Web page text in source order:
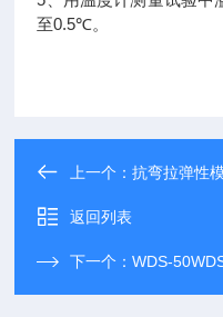
至0.5℃。
上一个：抗弯拉弹性
返回列表
下一个：WDS-50WDS-50